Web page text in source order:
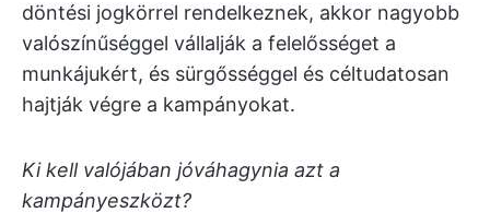
döntési jogkörrel rendelkeznek, akkor nagyobb
valószínűséggel vállalják a felelősséget a
munkájukért, és sürgősséggel és céltudatosan
hajtják végre a kampányokat.
Ki kell valójában jóváhagynia azt a
kampányeszközt?